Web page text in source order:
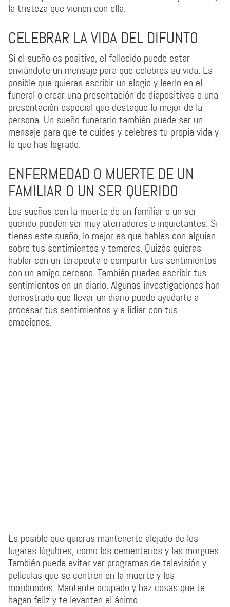
la tristeza que vienen con ella.
CELEBRAR LA VIDA DEL DIFUNTO
Si el sueño es positivo, el fallecido puede estar
enviándote un mensaje para que celebres su vida. Es
posible que quieras escribir un elogio y leerlo en el
funeral o crear una presentación de diapositivas o una
presentación especial que destaque lo mejor de la
persona. Un sueño funerario también puede ser un
mensaje para que te cuides y celebres tu propia vida y
lo que has logrado.
ENFERMEDAD O MUERTE DE UN
FAMILIAR O UN SER QUERIDO
Los sueños con la muerte de un familiar o un ser
querido pueden ser muy aterradores e inquietantes. Si
tienes este sueño, lo mejor es que hables con alguien
sobre tus sentimientos y temores. Quizás quieras
hablar con un terapeuta o compartir tus sentimientos
con un amigo cercano. También puedes escribir tus
sentimientos en un diario. Algunas investigaciones han
demostrado que llevar un diario puede ayudarte a
procesar tus sentimientos y a lidiar con tus
emociones.
Es posible que quieras mantenerte alejado de los
lugares lúgubres, como los cementerios y las morgues.
También puede evitar ver programas de televisión y
películas que se centren en la muerte y los
moribundos. Mantente ocupado y haz cosas que te
hagan feliz y te levanten el ánimo.